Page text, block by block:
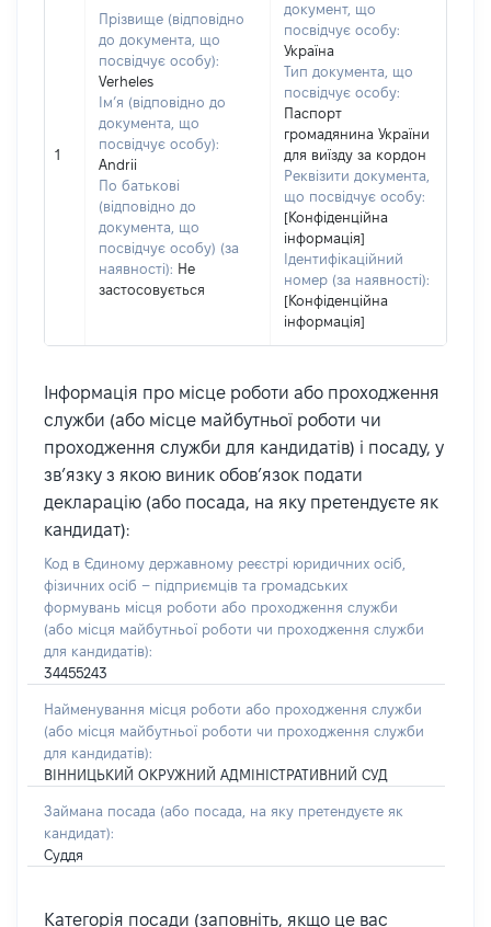
1
Прізвище (відповідно
до документа, що
посвідчує особу):
Verheles
Ім’я (відповідно до
документа, що
посвідчує особу):
Andrii
По батькові
(відповідно до
документа, що
посвідчує особу) (за
наявності): Не
застосовується
документ, що
посвідчує особу:
Україна
Тип документа, що
посвідчує особу:
Паспорт
громадянина України
для виїзду за кордон
Реквізити документа,
що посвідчує особу:
[Конфіденційна
інформація]
Ідентифікаційний
номер (за наявності):
[Конфіденційна
інформація]
Інформація про місце роботи або проходження
служби (або місце майбутньої роботи чи
проходження служби для кандидатів) і посаду, у
зв’язку з якою виник обов’язок подати
декларацію (або посада, на яку претендуєте як
кандидат):
Код в Єдиному державному реєстрі юридичних осіб,
фізичних осіб – підприємців та громадських
формувань місця роботи або проходження служби
(або місця майбутньої роботи чи проходження служби
для кандидатів):
34455243
Найменування місця роботи або проходження служби
(або місця майбутньої роботи чи проходження служби
для кандидатів):
ВІННИЦЬКИЙ ОКРУЖНИЙ АДМІНІСТРАТИВНИЙ СУД
Займана посада (або посада, на яку претендуєте як
кандидат):
Суддя
Категорія посади (заповніть, якщо це вас